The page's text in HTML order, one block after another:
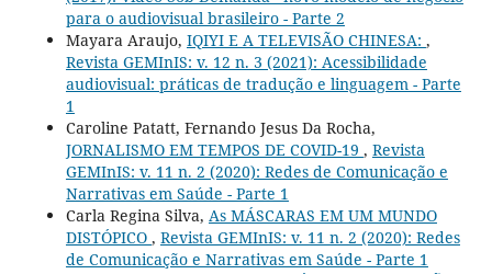
para o audiovisual brasileiro - Parte 2
Mayara Araujo, IQIYI E A TELEVISÃO CHINESA: ,
Revista GEMInIS: v. 12 n. 3 (2021): Acessibilidade
audiovisual: práticas de tradução e linguagem - Parte
1
Caroline Patatt, Fernando Jesus Da Rocha,
JORNALISMO EM TEMPOS DE COVID-19 , Revista
GEMInIS: v. 11 n. 2 (2020): Redes de Comunicação e
Narrativas em Saúde - Parte 1
Carla Regina Silva, As MÁSCARAS EM UM MUNDO
DISTÓPICO , Revista GEMInIS: v. 11 n. 2 (2020): Redes
de Comunicação e Narrativas em Saúde - Parte 1